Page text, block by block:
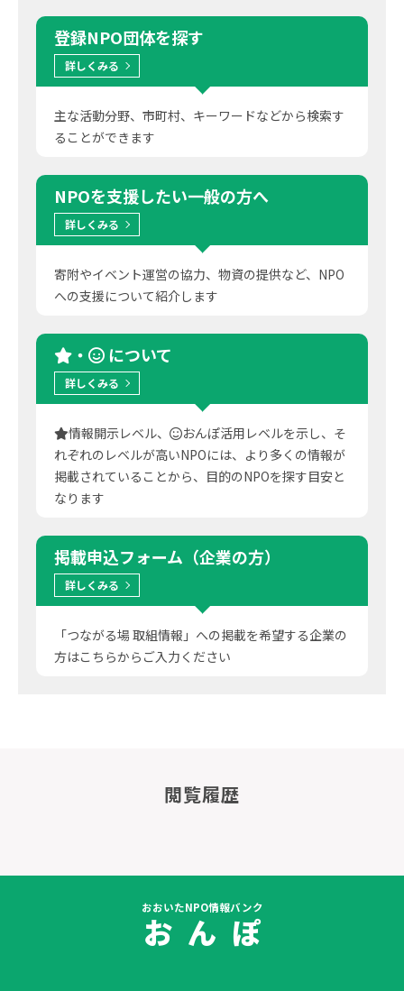
登録NPO団体を探す
詳しくみる
主な活動分野、市町村、キーワードなどから検索す
ることができます
NPOを支援したい一般の方へ
詳しくみる
寄附やイベント運営の協力、物資の提供など、NPO
への支援について紹介します
・ について
詳しくみる
情報開示レベル、
おんぽ活用レベルを示し、そ
れぞれのレベルが高いNPOには、より多くの情報が
掲載されていることから、目的のNPOを探す目安と
なります
掲載申込フォーム （企業の方）
詳しくみる
「つながる場 取組情報」への掲載を希望する企業の
方はこちらからご入力ください
閲覧履歴
おおいたNPO情報バンク
お ん ぽ